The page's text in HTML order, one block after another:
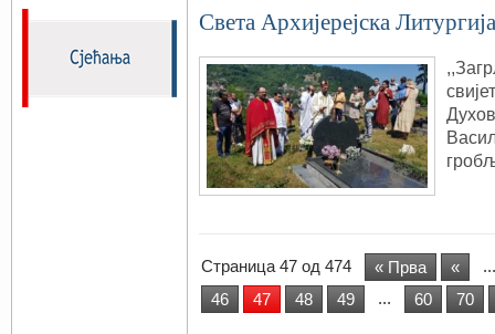
Света Архијерејска
Страница 47 од 474 « Прва «
...
46
47 48 49 ... 60 70